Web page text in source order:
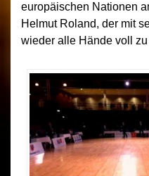
europäischen Nationen
Helmut Roland, der mit
wieder alle Hände voll zu